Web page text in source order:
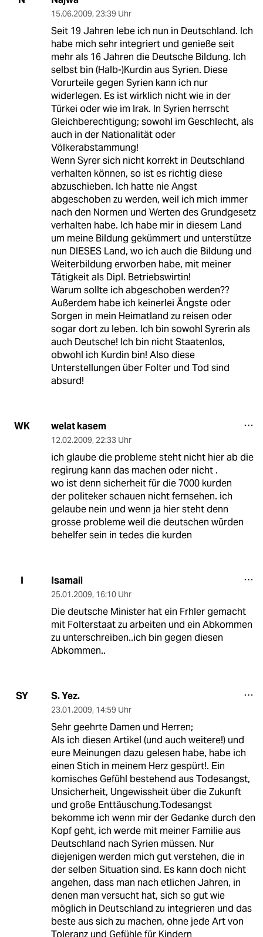
15.06.2009, 23:39 Uhr
Seit 19 Jahren lebe ich nun in Deutschland. Ich
habe mich sehr integriert und genieße seit
mehr als 16 Jahren die Deutsche Bildung. Ich
selbst bin (Halb-)Kurdin aus Syrien. Diese
Vorurteile gegen Syrien kann ich nur
widerlegen. Es ist wirklich nicht wie in der
Türkei oder wie im Irak. In Syrien herrscht
Gleichberechtigung; sowohl im Geschlecht, als
auch in der Nationalität oder
Völkerabstammung!
Wenn Syrer sich nicht korrekt in Deutschland
verhalten können, so ist es richtig diese
abzuschieben. Ich hatte nie Angst
abgeschoben zu werden, weil ich mich immer
nach den Normen und Werten des Grundgesetz
verhalten habe. Ich habe mir in diesem Land
um meine Bildung gekümmert und unterstütze
nun DIESES Land, wo ich auch die Bildung und
Weiterbildung erworben habe, mit meiner
Tätigkeit als Dipl. Betriebswirtin!
Warum sollte ich abgeschoben werden??
Außerdem habe ich keinerlei Ängste oder
Sorgen in mein Heimatland zu reisen oder
sogar dort zu leben. Ich bin sowohl Syrerin als
auch Deutsche! Ich bin nicht Staatenlos,
obwohl ich Kurdin bin! Also diese
Unterstellungen über Folter und Tod sind
absurd!
WK welat kasem
12.02.2009, 22:33 Uhr
ich glaube die probleme steht nicht hier ab die
regirung kann das machen oder nicht .
wo ist denn sicherheit für die 7000 kurden
der politeker schauen nicht fernsehen. ich
gelaube nein und wenn ja hier steht denn
grosse probleme weil die deutschen würden
behelfer sein in tedes die kurden
I Isamail
25.01.2009, 16:10 Uhr
Die deutsche Minister hat ein Frhler gemacht
mit Folterstaat zu arbeiten und ein Abkommen
zu unterschreiben..ich bin gegen diesen
Abkommen..
SY S. Yez.
23.01.2009, 14:59 Uhr
Sehr geehrte Damen und Herren;
Als ich diesen Artikel (und auch weitere!) und
eure Meinungen dazu gelesen habe, habe ich
einen Stich in meinem Herz gespürt!. Ein
komisches Gefühl bestehend aus Todesangst,
Unsicherheit, Ungewissheit über die Zukunft
und große Enttäuschung.Todesangst
bekomme ich wenn mir der Gedanke durch den
Kopf geht, ich werde mit meiner Familie aus
Deutschland nach Syrien müssen. Nur
diejenigen werden mich gut verstehen, die in
der selben Situation sind. Es kann doch nicht
angehen, dass man nach etlichen Jahren, in
denen man versucht hat, sich so gut wie
möglich in Deutschland zu integrieren und das
beste aus sich zu machen, ohne jede Art von
Toleranz und Gefühle für Kindern